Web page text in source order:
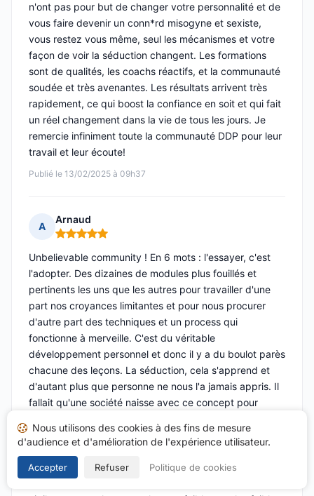
Publié le 13/02/2025 à 09h37
n'ont pas pour but de changer votre personnalité et de
vous faire devenir un conn*rd misogyne et sexiste,
vous restez vous même, seul les mécanismes et votre
façon de voir la séduction changent. Les formations
sont de qualités, les coachs réactifs, et la communauté
soudée et très avenantes. Les résultats arrivent très
rapidement, ce qui boost la confiance en soit et qui fait
un réel changement dans la vie de tous les jours. Je
remercie infiniment toute la communauté DDP pour leur
travail et leur écoute!
A
Arnaud
Note : 5 sur 5
Unbelievable community ! En 6 mots : l'essayer, c'est
l'adopter. Des dizaines de modules plus fouillés et
pertinents les uns que les autres pour travailler d'une
part nos croyances limitantes et pour nous procurer
d'autre part des techniques et un process qui
fonctionne à merveille. C'est du véritable
développement personnel et donc il y a du boulot parès
chacune des leçons. La séduction, cela s'apprend et
d'autant plus que personne ne nous l'a jamais appris. Il
fallait qu'une société naisse avec ce concept pour
leurs techniques foireuses afin qu'ils empruntent le bon
chemin qui débute par une meilleure connaissance du
sexe faible, de ses désirs et de ses réalités qui parfois
Nous utilisons des cookies à des fins de mesure
d'audience et d'amélioration de l'expérience utilisateur.
Accepter Refuser Politique de cookies